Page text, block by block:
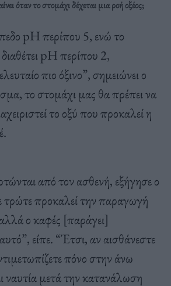
όταν το στομάχι δέχεται μια ροή οξέος;
pH περίπου 5, ενώ το
pH περίπου 2,
πιο όξινο”, σημειώνει ο
το στομάχι μας θα πρέπει να
το οξύ που προκαλεί η
από τον ασθενή, εξήγησε ο
προκαλεί την παραγωγή
ο καφές [παράγει]
είπε. “Έτσι, αν αισθάνεστε
πόνο στην άνω
ναυτία μετά την κατανάλωση